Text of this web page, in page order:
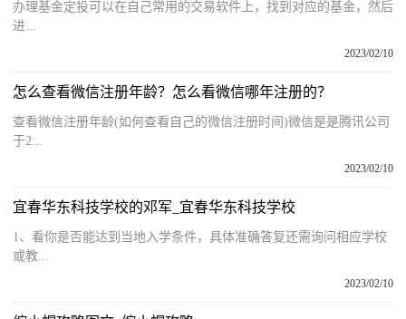
办理基金定投可以在自己常用的交易软件上，找到对应的基金，然后
进...
2023/02/10
怎么查看微信注册年龄？怎么看微信哪年注册的？
查看微信注册年龄(如何查看自己的微信注册时间)微信是是腾讯公司
于2...
2023/02/10
宜春华东科技学校的邓军_宜春华东科技学校
1、看你是否能达到当地入学条件，具体准确答复还需询问相应学校
或教...
2023/02/10